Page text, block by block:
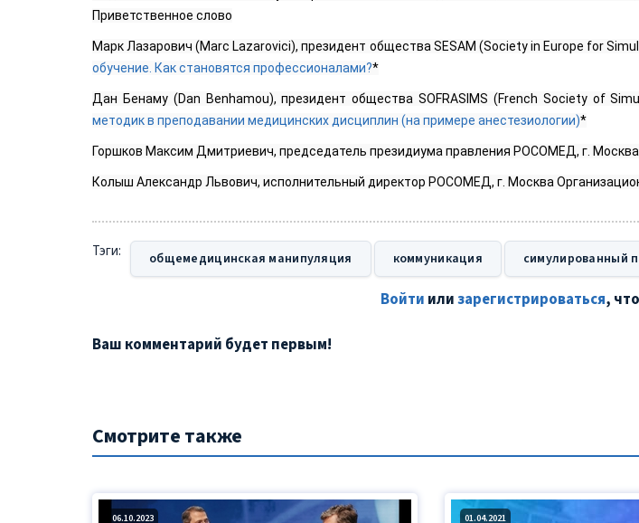
Приветственное слово
Марк Лазарович (Marc Lazarovici), президент общества SESAM (Society in Europe for
обучение. Как становятся профессионалами?*
Дан Бенаму (Dan Benhamou), президент общества SOFRASIMS (French Society of
методик в преподавании медицинских дисциплин (на примере анестезиологии)*
Горшков Максим Дмитриевич, председатель президиума правления РОСОМЕД, г.
Колыш Александр Львович, исполнительный директор РОСОМЕД, г. Москва
Тэги: общемедицинская манипуляция коммуникация симулированный
Войти илизарегистрироваться,
Ваш комментарий будет первым!
Смотрите также
06.10.2023 01.04.2021